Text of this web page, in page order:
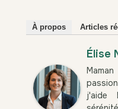
À propos Articles
Élise
j'aide